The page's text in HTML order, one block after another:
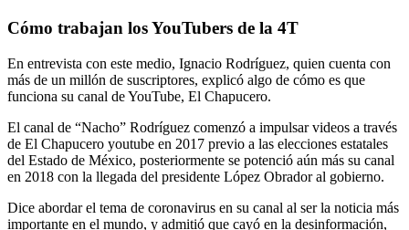
Cómo trabajan los YouTubers de la 4T
En entrevista con este medio, Ignacio Rodríguez, quien cuenta con
más de un millón de suscriptores, explicó algo de cómo es que
funciona su canal de YouTube, El Chapucero.
El canal de “Nacho” Rodríguez comenzó a impulsar videos a través
de El Chapucero youtube en 2017 previo a las elecciones estatales
del Estado de México, posteriormente se potenció aún más su canal
en 2018 con la llegada del presidente López Obrador al gobierno.
Dice abordar el tema de coronavirus en su canal al ser la noticia más
importante en el mundo, y admitió que cayó en la desinformación,